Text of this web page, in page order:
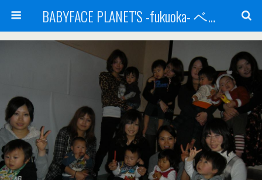
BABYFACE PLANET'S -fukuoka- ベビーフェイスプラネッツ 福岡(ベビフェ福岡)